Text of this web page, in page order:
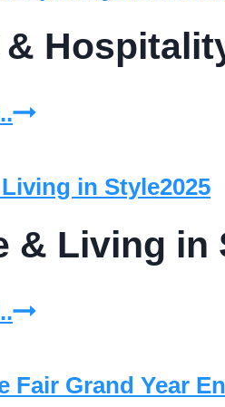
Food
Hospitality
2025
& Living in
Home
Living